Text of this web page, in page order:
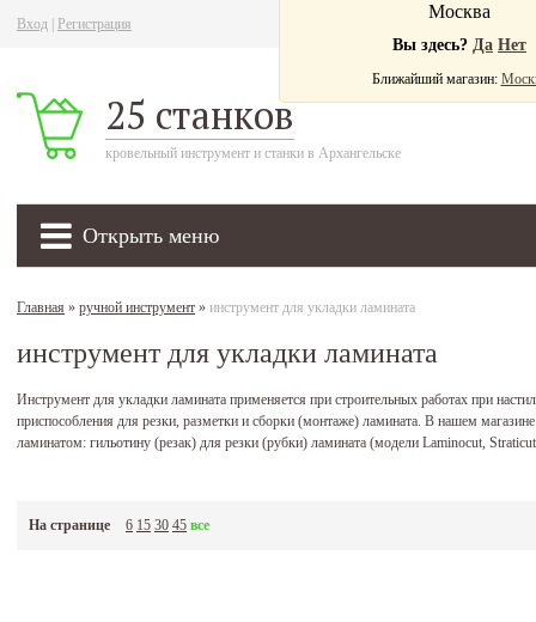
Вход Регистрация
25 станков
кровельный инструмент и станки в Архангельске
Открыть меню
Москва
Вы здесь? Да Нет
Ближайший магазин:
Главная » ручной инструмент » инструмент для укладки ламината
инструмент для укладки ламината
Инструмент для укладки ламината применяется при строительных работах при
приспособления для резки, разметки и сборки (монтаже) ламината. В нашем
ламинатом: гильотину (резак) для резки (рубки) ламината (модели Laminocut,
На странице 6 15 30 45 все